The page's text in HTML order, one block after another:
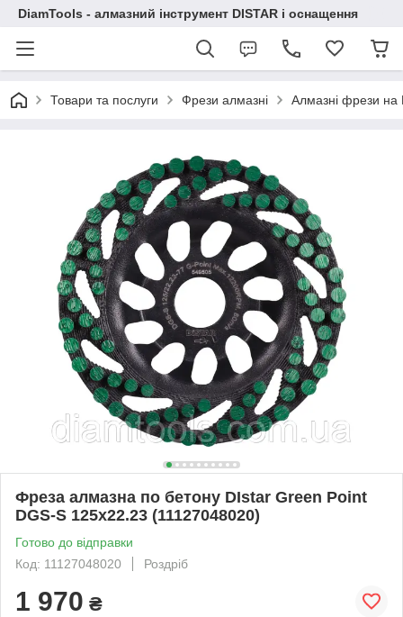
DiamTools - алмазний інструмент DISTAR і оснащення
Товари та послуги Фрези алмазні Алмазні фрези
Фреза алмазна по бетону DIstar Green Point
DGS-S 125x22.23 (11127048020)
Готово до відправки
Код: 11127048020
Роздріб
1 970 ₴